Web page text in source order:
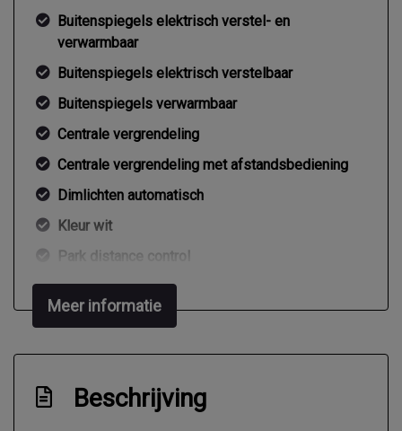
Buitenspiegels elektrisch verstel- en
verwarmbaar
Buitenspiegels elektrisch verstelbaar
Buitenspiegels verwarmbaar
Centrale vergrendeling
Centrale vergrendeling met afstandsbediening
Dimlichten automatisch
Kleur wit
Park distance control
Parkeersensor achter
Zijschuifdeur links
Interieur
Meer informatie
Beschrijving